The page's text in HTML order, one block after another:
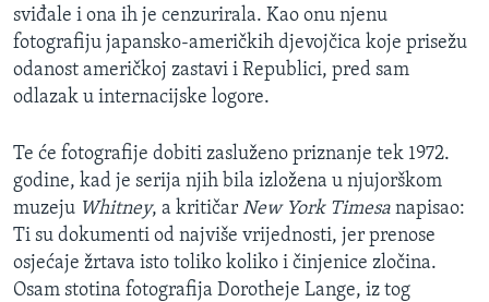
sviđale i ona ih je cenzurirala. Kao onu njenu
fotografiju japansko-američkih djevojčica koje prisežu
odanost američkoj zastavi i Republici, pred sam
odlazak u internacijske logore.
Te će fotografije dobiti zasluženo priznanje tek 1972.
godine, kad je serija njih bila izložena u njujorškom
muzeju Whitney, a kritičar New York Timesa napisao:
Ti su dokumenti od najviše vrijednosti, jer prenose
osjećaje žrtava isto toliko koliko i činjenice zločina.
Osam stotina fotografija Dorotheje Lange, iz tog